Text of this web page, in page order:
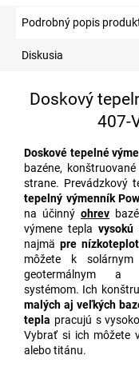
Podrobný popis
Diskusia
Doskový
407-
Doskové tepelné
bazéne,
strane. Prevádzkový
tepelný výmenník
na účinný ohrev
výmene tepla vysokú
najmä pre
môžete k
geotermálnym a
systémom. Ich
malých aj veľkých
tepla pracujú s
Vybrať si ich môžete
alebo titánu.